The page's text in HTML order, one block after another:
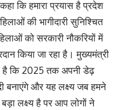
कि हमारा प्रयास है प्रदेश
की भागीदारी सुनिश्चित
को सरकारी नौकरियों में
किया जा रहा है। मुख्यमंत्री
है कि 2025 तक अपनी डेढ़
बनाएंगे और यह लक्ष्य जब हमने
लक्ष्य है पर आप लोगों ने